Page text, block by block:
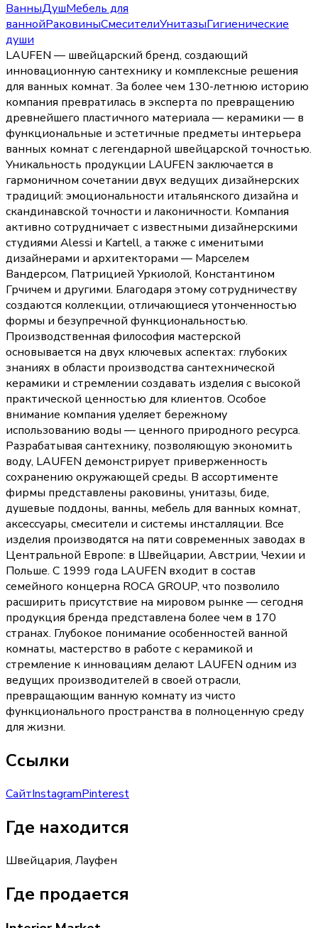
ВанныДушМебель для
ваннойРаковиныСмесителиУнитазыГигиенические
души
LAUFEN — швейцарский бренд, создающий
инновационную сантехнику и комплексные решения
для ванных комнат. За более чем 130-летнюю историю
компания превратилась в эксперта по превращению
древнейшего пластичного материала — керамики — в
функциональные и эстетичные предметы интерьера
ванных комнат с легендарной швейцарской точностью.
Уникальность продукции LAUFEN заключается в
гармоничном сочетании двух ведущих дизайнерских
традиций: эмоциональности итальянского дизайна и
скандинавской точности и лаконичности. Компания
активно сотрудничает с известными дизайнерскими
студиями Alessi и Kartell, а также с именитыми
дизайнерами и архитекторами — Марселем
Вандерсом, Патрицией Уркиолой, Константином
Грчичем и другими. Благодаря этому сотрудничеству
создаются коллекции, отличающиеся утонченностью
формы и безупречной функциональностью.
Производственная философия мастерской
основывается на двух ключевых аспектах: глубоких
знаниях в области производства сантехнической
керамики и стремлении создавать изделия с высокой
практической ценностью для клиентов. Особое
внимание компания уделяет бережному
использованию воды — ценного природного ресурса.
Разрабатывая сантехнику, позволяющую экономить
воду, LAUFEN демонстрирует приверженность
сохранению окружающей среды. В ассортименте
фирмы представлены раковины, унитазы, биде,
душевые поддоны, ванны, мебель для ванных комнат,
аксессуары, смесители и системы инсталляции. Все
изделия производятся на пяти современных заводах в
Центральной Европе: в Швейцарии, Австрии, Чехии и
Польше. С 1999 года LAUFEN входит в состав
семейного концерна ROCA GROUP, что позволило
расширить присутствие на мировом рынке — сегодня
продукция бренда представлена более чем в 170
странах. Глубокое понимание особенностей ванной
комнаты, мастерство в работе с керамикой и
стремление к инновациям делают LAUFEN одним из
ведущих производителей в своей отрасли,
превращающим ванную комнату из чисто
функционального пространства в полноценную среду
для жизни.
Ссылки
СайтInstagramPinterest
Где находится
Швейцария, Лауфен
Где продается